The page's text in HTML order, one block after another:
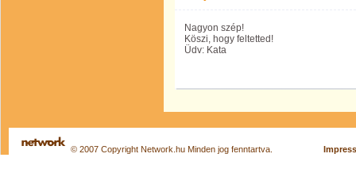
Nagyon szép!
Köszi, hogy feltetted!
Üdv: Kata
© 2007 Copyright Network.hu Minden jog fenntartva.